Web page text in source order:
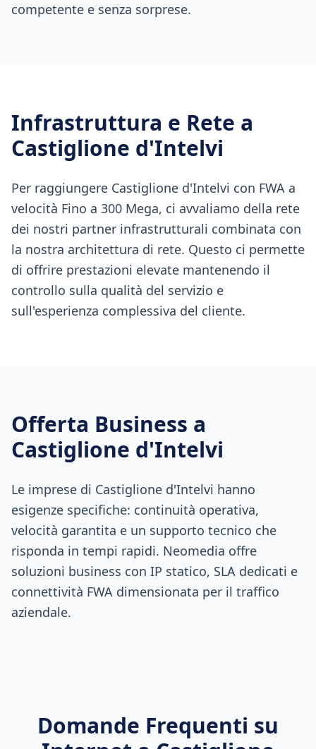
competente e senza sorprese.
Infrastruttura e Rete a
Castiglione d'Intelvi
Per raggiungere Castiglione d'Intelvi con FWA a
velocità Fino a 300 Mega, ci avvaliamo della rete
dei nostri partner infrastrutturali combinata con
la nostra architettura di rete. Questo ci permette
di offrire prestazioni elevate mantenendo il
controllo sulla qualità del servizio e
sull'esperienza complessiva del cliente.
Offerta Business a
Castiglione d'Intelvi
Le imprese di Castiglione d'Intelvi hanno
esigenze specifiche: continuità operativa,
velocità garantita e un supporto tecnico che
risponda in tempi rapidi. Neomedia offre
soluzioni business con IP statico, SLA dedicati e
connettività FWA dimensionata per il traffico
aziendale.
Domande Frequenti su